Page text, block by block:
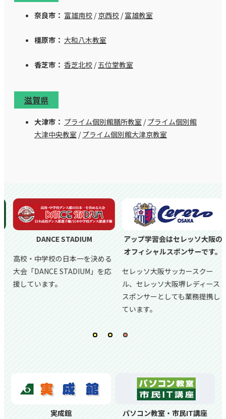
奈良市： 富雄南校 /京西校 /富雄教室
橿原市： 大和八木教室
香芝市： 香芝北校 /五位堂教室
滋賀県
大津市： プライム個別館膳所教室 /プライム個別館
大津中央教室 /プライム個別館大津京教室
DANCE STADIUM
高校・中学校の日本一を決める
大会「DANCE STADIUM」を応
援しています。
アップ学習会はセレッソ大阪の
オフィシャルスポンサーです。
セレッソ大阪サッカースクー
ル、セレッソ大阪堺レディース
スポンサーとしても業務提携し
ています。
実成館
パソコン教室・市民IT講座